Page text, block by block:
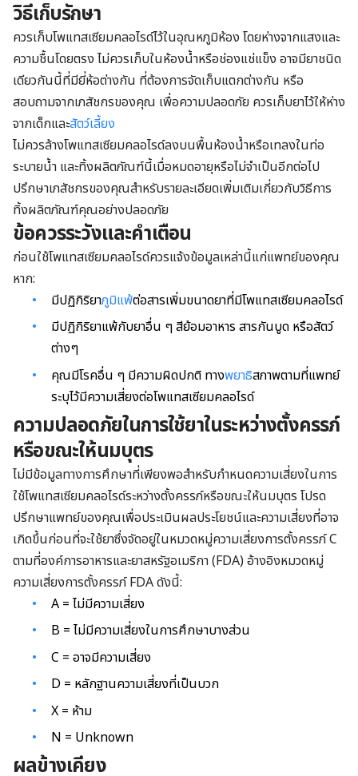
วิธีเก็บรักษา
ควรเก็บโพแทสเซียมคลอไรด์ไว้ในอุณหภูมิห้อง โดยห่างจากแสงและ
ความชื้นโดยตรง ไม่ควรเก็บในห้องน้ำหรือช่องแช่แข็ง อาจมียาชนิด
เดียวกันนี้ที่มียี่ห้อต่างกัน ที่ต้องการจัดเก็บแตกต่างกัน หรือ
สอบถามจากเภสัชกรของคุณ เพื่อความปลอดภัย ควรเก็บยาไว้ให้ห่าง
จากเด็กและสัตว์เลี้ยง
ไม่ควรล้างโพแทสเซียมคลอไรด์ลงบนพื้นห้องน้ำหรือเทลงในท่อ
ระบายน้ำ และทิ้งผลิตภัณฑ์นี้เมื่อหมดอายุหรือไม่จำเป็นอีกต่อไป
ปรึกษาเภสัชกรของคุณสำหรับรายละเอียดเพิ่มเติมเกี่ยวกับวิธีการ
ทิ้งผลิตภัณฑ์คุณอย่างปลอดภัย
ข้อควรระวังและคำเตือน
ก่อนใช้โพแทสเซียมคลอไรด์ควรแจ้งข้อมูลเหล่านี้แก่แพทย์ของคุณ
หาก:
มีปฏิกิริยาภูมิแพ้ต่อสารเพิ่มขนาดยาที่มีโพแทสเซียมคลอไรด์
มีปฏิกิริยาแพ้กับยาอื่น ๆ สีย้อมอาหาร สารกันบูด หรือสัตว์
ต่างๆ
คุณมีโรคอื่น ๆ มีความผิดปกติ ทางพยาธิสภาพตามที่แพทย์
ระบุไว้มีความเสี่ยงต่อโพแทสเซียมคลอไรด์
ความปลอดภัยในการใช้ยาในระหว่างตั้งครรภ์
หรือขณะให้นมบุตร
ไม่มีข้อมูลทางการศึกษาที่เพียงพอสำหรับกำหนดความเสี่ยงในการ
ใช้โพแทสเซียมคลอไรด์ระหว่างตั้งครรภ์หรือขณะให้นมบุตร โปรด
ปรึกษาแพทย์ของคุณเพื่อประเมินผลประโยชน์และความเสี่ยงที่อาจ
เกิดขึ้นก่อนที่จะใช้ยาซึ่งจัดอยู่ในหมวดหมู่ความเสี่ยงการตั้งครรภ์ C
ตามที่องค์การอาหารและยาสหรัฐอเมริกา (FDA) อ้างอิงหมวดหมู่
ความเสี่ยงการตั้งครรภ์ FDA ดังนี้:
A = ไม่มีความเสี่ยง
B = ไม่มีความเสี่ยงในการศึกษาบางส่วน
C = อาจมีความเสี่ยง
D = หลักฐานความเสี่ยงที่เป็นบวก
X = ห้าม
N = Unknown
ผลข้างเคียง